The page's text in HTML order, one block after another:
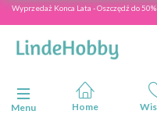
Wyprzedaż Konca Lata - Oszczędź do 50%
Przełącz nawigację
Menu